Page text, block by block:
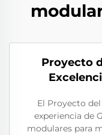
Proyecto
El Proyecto
experiencia de
modulares para